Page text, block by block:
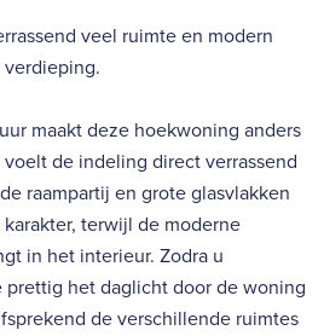
veel ruimte en modern
maakt deze hoekwoning anders
de indeling direct verrassend
raampartij en grote glasvlakken
terwijl de moderne
in het interieur. Zodra u
het daglicht door de woning
de verschillende ruimtes